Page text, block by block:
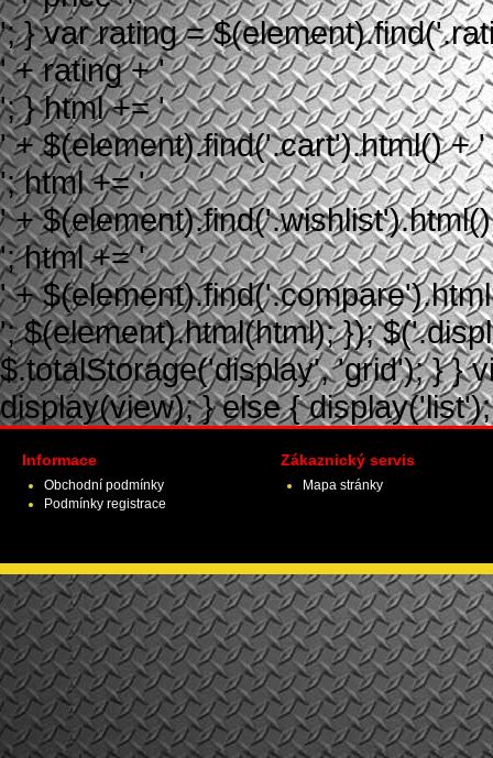
'; } var rating =
' + rating + '
'; } html += '
' + $(element).find('.cart').html() + '
'; html += '
' +
'; html += '
' +
'; $(element).html(html); });
$.totalStorage('display', 'grid'); } }
display(view); } else {
Informace
Obchodní podmínky
Podmínky registrace
Zákaznický servis
Mapa stránky